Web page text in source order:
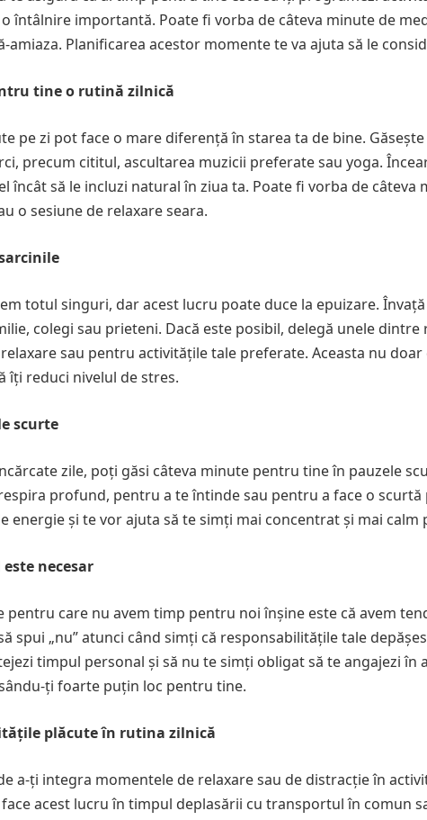
întâlnire importantă. Poate fi vorba de câteva minute de
amiaza. Planificarea acestor momente te va ajuta să le
tine o rutină zilnică
pe zi pot face o mare diferență în starea ta de bine.
precum cititul, ascultarea muzicii preferate sau yoga.
încât să le incluzi natural în ziua ta. Poate fi vorba de câteva
o sesiune de relaxare seara.
totul singuri, dar acest lucru poate duce la epuizare.
colegi sau prieteni. Dacă este posibil, delegă unele
sau pentru activitățile tale preferate. Aceasta nu doar
îți reduci nivelul de stres.
scurte
zile, poți găsi câteva minute pentru tine în pauzele
profund, pentru a te întinde sau pentru a face o scurtă
energie și te vor ajuta să te simți mai concentrat și mai calm
este necesar
pentru care nu avem timp pentru noi înșine este că avem
spui „nu” atunci când simți că responsabilitățile tale
timpul personal și să nu te simți obligat să te angajezi în
ți foarte puțin loc pentru tine.
plăcute în rutina zilnică
a-ți integra momentele de relaxare sau de distracție în
acest lucru în timpul deplasării cu transportul în comun